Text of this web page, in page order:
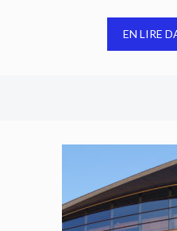
EN LIRE